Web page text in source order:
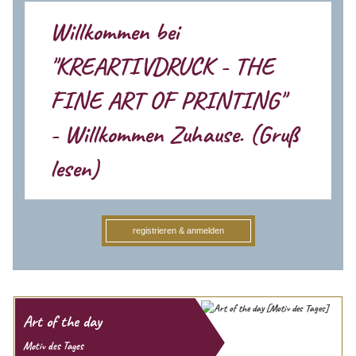
Willkommen bei
"KREARTIVDRUCK - THE
FINE ART OF PRINTING"
- Willkommen Zuhause. (Gruß
lesen)
Kreativität entsteht im Kopf. Auslöser kann ein flüchtiger Gedanke,
eine Vision, eine Kampagne oder ein anstehendes Druck-Projekt
freischaffenden Künstlern und Designern zusammen und bietet
verstanden werden wollen. Da man über Kunst bekanntlich nicht
streiten, sehr wohl aber verschiedener Meinung sein kann, lassen
sich die meisten Objekte / Produkte auf Wunsch zusätzlich
individualisieren - sei es durch Änderung der Farben, Größen,
eigene Texte oder durch den Upload von eigenen Fotos oder
registrieren & anmelden
Art of the day
Motiv des Tages